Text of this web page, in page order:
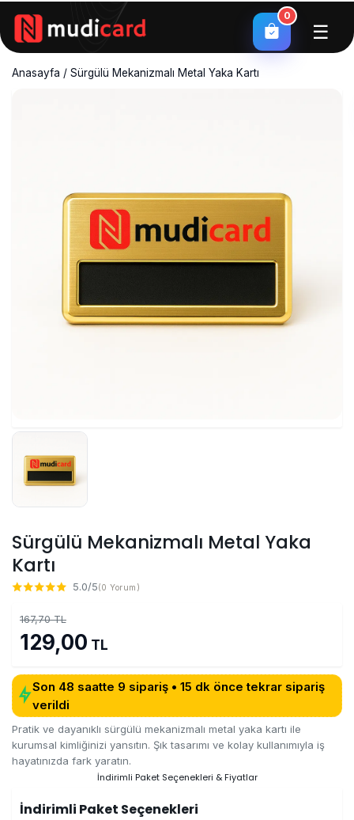
☰
0
Anasayfa / Sürgülü Mekanizmalı Metal Yaka Kartı
Sürgülü Mekanizmalı Metal Yaka
Kartı
5.0/5(0 Yorum)
167,70 TL
129,00 TL
Son 48 saatte 9 sipariş • 15 dk önce tekrar sipariş
verildi
Pratik ve dayanıklı sürgülü mekanizmalı metal yaka kartı ile
kurumsal kimliğinizi yansıtın. Şık tasarımı ve kolay kullanımıyla iş
hayatınızda fark yaratın.
İndirimli Paket Seçenekleri & Fiyatlar
İndirimli Paket Seçenekleri